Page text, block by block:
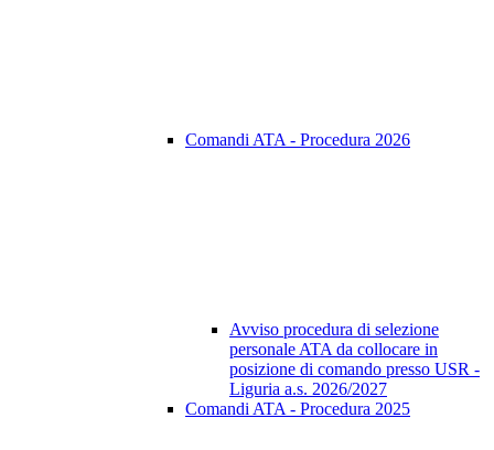
Comandi ATA - Procedura 2026
Avviso procedura di selezione
personale ATA da collocare in
posizione di comando presso USR -
Liguria a.s. 2026/2027
Comandi ATA - Procedura 2025